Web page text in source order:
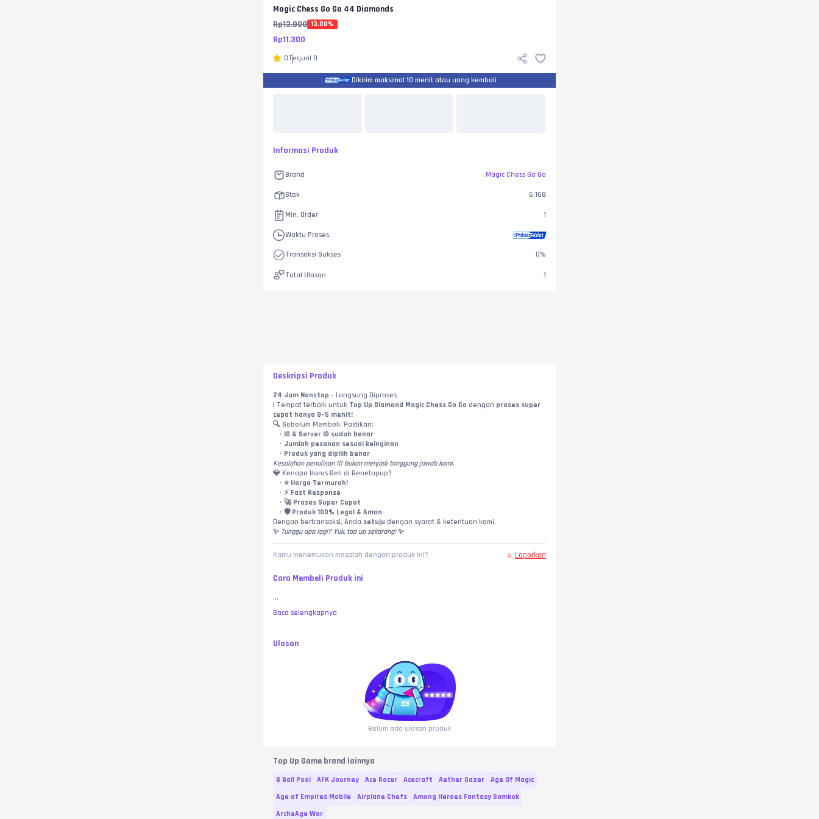
Magic Chess Go Go 44 Diamonds
Rp13.000 13.08%
Rp11.300
0Terjual 0
Dikirim maksimal 10 menit atau uang kembali
Informasi Produk
Brand Magic Chess Go Go
Stok 6.168
Min. Order 1
Waktu Proses
Transaksi Sukses 0%
Total Ulasan 1
Deskripsi Produk
24 Jam Nonstop – Langsung Diproses
| Tempat terbaik untuk Top Up Diamond Magic Chess Go Go dengan proses super
cepat hanya 0–5 menit!
🔍 Sebelum Membeli, Pastikan:
ID & Server ID sudah benar
Jumlah pesanan sesuai keinginan
Produk yang dipilih benar
Kesalahan penulisan ID bukan menjadi tanggung jawab kami.
💎 Kenapa Harus Beli di Renetopup?
⭐ Harga Termurah!
⚡ Fast Response
🚀 Proses Super Cepat
🛡️ Produk 100% Legal & Aman
Dengan bertransaksi, Anda setuju dengan syarat & ketentuan kami.
✨ Tunggu apa lagi? Yuk, top up sekarang! ✨
Kamu menemukan masalah dengan produk ini? Laporkan
Cara Membeli Produk ini
...
Baca selengkapnya
Ulasan
Belum ada ulasan produk
Top Up Game brand lainnya
8 Ball Pool AFK Journey Ace Racer Acecraft Aether Gazer
Age Of Magic
Age of Empires Mobile
Airplane Chefs
Among Heroes Fantasy Samkok
ArcheAge War